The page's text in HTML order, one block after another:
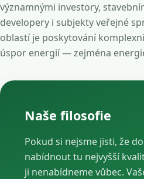
významnými investory,
developery i subjekty veřejné
oblastí je poskytování
úspor energií — zejména
Naše filosofie
Pokud si nejsme jisti, že
nabídnout tu nejvyšší
ji nenabídneme vůbec.